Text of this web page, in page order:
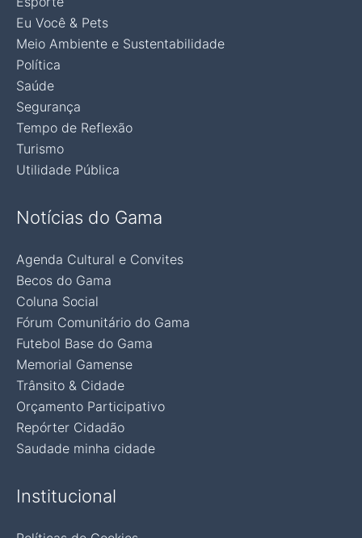
Eu Você & Pets
Meio Ambiente e Sustentabilidade
Política
Saúde
Segurança
Tempo de Reflexão
Turismo
Utilidade Pública
Notícias do Gama
Agenda Cultural e Convites
Becos do Gama
Coluna Social
Fórum Comunitário do Gama
Futebol Base do Gama
Memorial Gamense
Trânsito & Cidade
Orçamento Participativo
Repórter Cidadão
Saudade minha cidade
Institucional